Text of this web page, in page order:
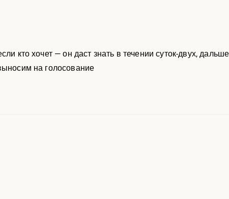
кто хочет — он даст знать в течении суток-двух,
на голосование